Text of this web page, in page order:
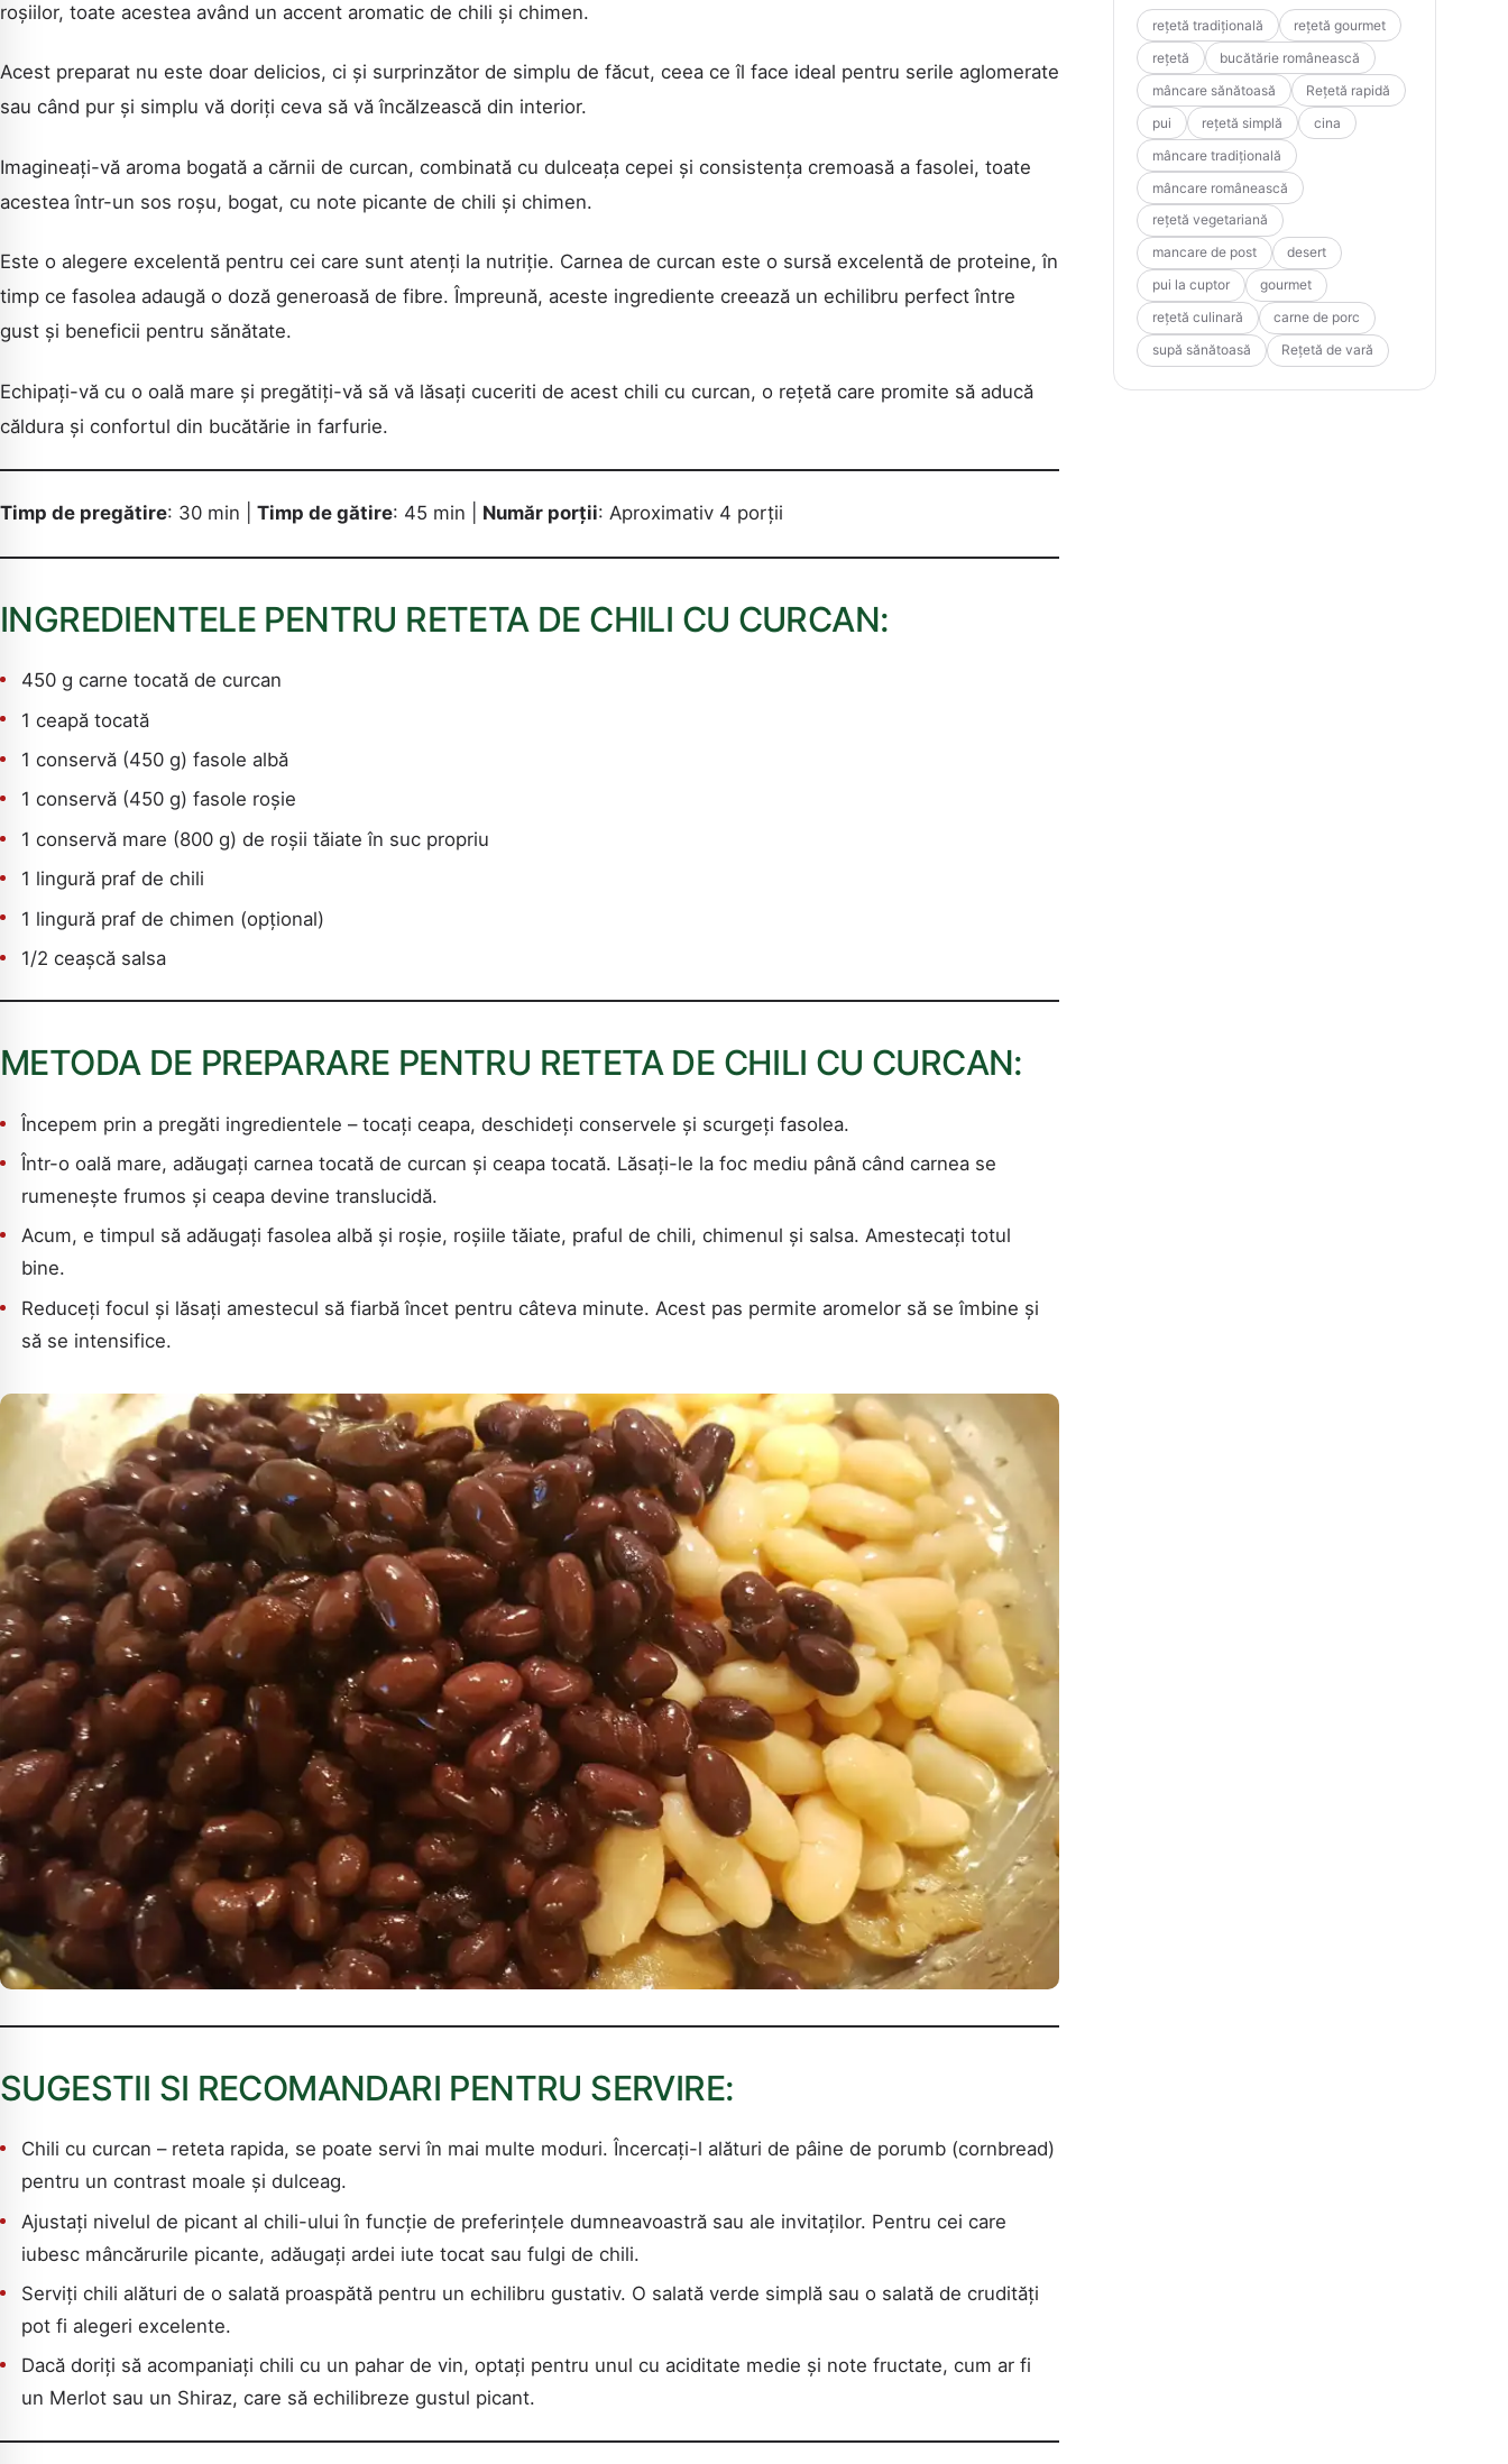
roșiilor, toate acestea având un accent aromatic de chili și chimen.
Acest preparat nu este doar delicios, ci și surprinzător de simplu de făcut, ceea ce îl face ideal pentru serile aglomerate
sau când pur și simplu vă doriți ceva să vă încălzească din interior.
Imagineați-vă aroma bogată a cărnii de curcan, combinată cu dulceața cepei și consistența cremoasă a fasolei, toate
acestea într-un sos roșu, bogat, cu note picante de chili și chimen.
Este o alegere excelentă pentru cei care sunt atenți la nutriție. Carnea de curcan este o sursă excelentă de proteine, în
timp ce fasolea adaugă o doză generoasă de fibre. Împreună, aceste ingrediente creează un echilibru perfect între
gust și beneficii pentru sănătate.
Echipați-vă cu o oală mare și pregătiți-vă să vă lăsați cuceriti de acest chili cu curcan, o rețetă care promite să aducă
căldura și confortul din bucătărie in farfurie.
Timp de pregătire: 30 min | Timp de gătire: 45 min | Număr porții: Aproximativ 4 porții
INGREDIENTELE PENTRU RETETA DE CHILI CU CURCAN:
450 g carne tocată de curcan
1 ceapă tocată
1 conservă (450 g) fasole albă
1 conservă (450 g) fasole roșie
1 conservă mare (800 g) de roșii tăiate în suc propriu
1 lingură praf de chili
1 lingură praf de chimen (opțional)
1/2 ceașcă salsa
METODA DE PREPARARE PENTRU RETETA DE CHILI CU CURCAN:
Începem prin a pregăti ingredientele – tocați ceapa, deschideți conservele și scurgeți fasolea.
Într-o oală mare, adăugați carnea tocată de curcan și ceapa tocată. Lăsați-le la foc mediu până când carnea se
rumenește frumos și ceapa devine translucidă.
Acum, e timpul să adăugați fasolea albă și roșie, roșiile tăiate, praful de chili, chimenul și salsa. Amestecați totul
bine.
Reduceți focul și lăsați amestecul să fiarbă încet pentru câteva minute. Acest pas permite aromelor să se îmbine și
să se intensifice.
SUGESTII SI RECOMANDARI PENTRU SERVIRE:
Chili cu curcan – reteta rapida, se poate servi în mai multe moduri. Încercați-l alături de pâine de porumb (cornbread)
pentru un contrast moale și dulceag.
Ajustați nivelul de picant al chili-ului în funcție de preferințele dumneavoastră sau ale invitaților. Pentru cei care
iubesc mâncărurile picante, adăugați ardei iute tocat sau fulgi de chili.
Serviți chili alături de o salată proaspătă pentru un echilibru gustativ. O salată verde simplă sau o salată de crudități
pot fi alegeri excelente.
Dacă doriți să acompaniați chili cu un pahar de vin, optați pentru unul cu aciditate medie și note fructate, cum ar fi
un Merlot sau un Shiraz, care să echilibreze gustul picant.
rețetă tradițională
rețetă gourmet
rețetă
bucătărie românească
mâncare sănătoasă
Rețetă rapidă
pui
rețetă simplă
cina
mâncare tradițională
mâncare românească
rețetă vegetariană
mancare de post
desert
pui la cuptor
gourmet
rețetă culinară
carne de porc
supă sănătoasă
Rețetă de vară